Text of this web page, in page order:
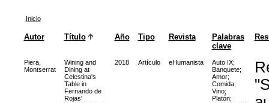
Inicio
Autor Título Año Tipo Revista
Palabras
clave
Piera,
Montserrat
Wining and
Dining at
Celestina's
Table in
Fernando de
Rojas'
2018 Artículo eHumanista Auto IX;
Banquete;
Amor;
Comida;
Vino;
Platón;